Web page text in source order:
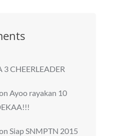
3 CHEERLEADER
Ayoo rayakan 10
Siap SNMPTN 2015